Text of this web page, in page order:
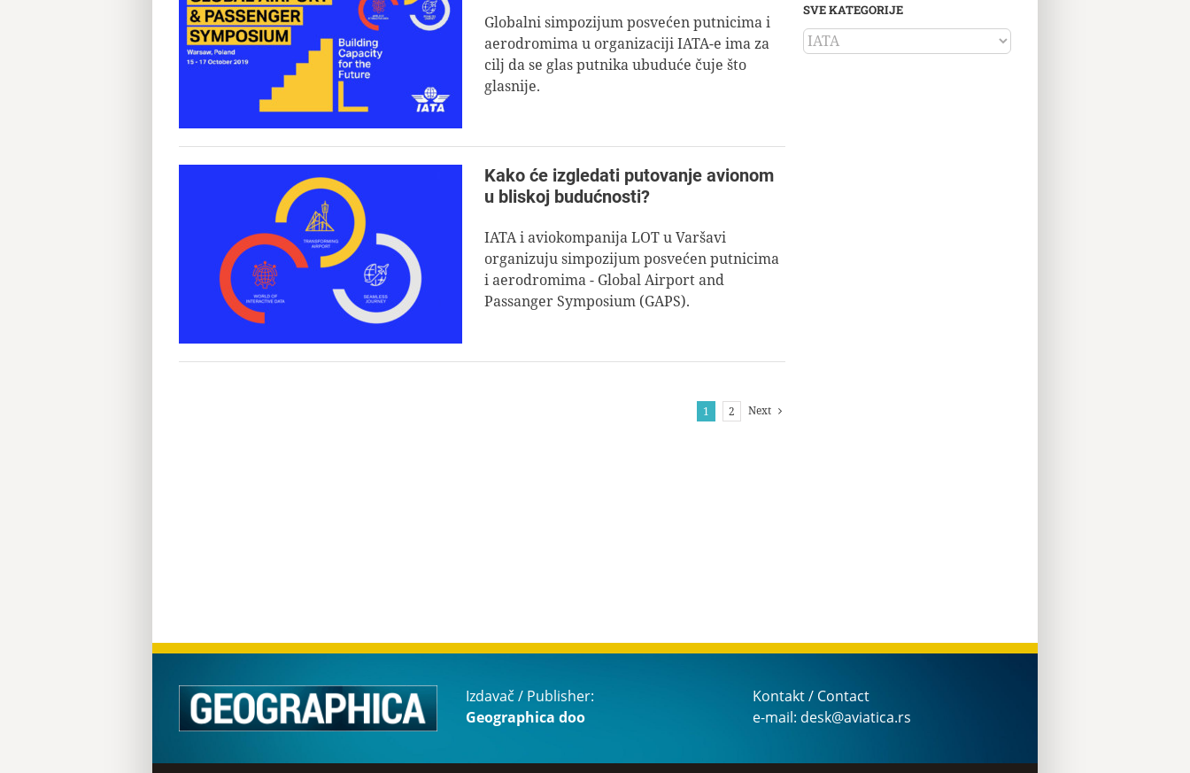
Globalni simpozijum posvećen putnicima i
aerodromima u organizaciji IATA-e ima za
cilj da se glas putnika ubuduće čuje što
glasnije.
Kako će izgledati putovanje avionom
u bliskoj budućnosti?
IATA i aviokompanija LOT u Varšavi
organizuju simpozijum posvećen putnicima
i aerodromima - Global Airport and
Passanger Symposium (GAPS).
1 2 Next
SVE KATEGORIJE
SVE
KATEGORIJE
Izdavač / Publisher:
Geographica doo
Kontakt / Contact
e-mail: desk@aviatica.rs